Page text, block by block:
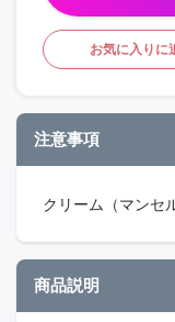
お気に入りに
注意事項
クリーム（マンセ
商品説明